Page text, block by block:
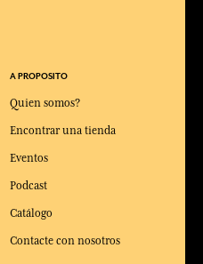
A PROPOSITO
Quien somos?
Encontrar una tienda
Eventos
Podcast
Catálogo
Contacte con nosotros